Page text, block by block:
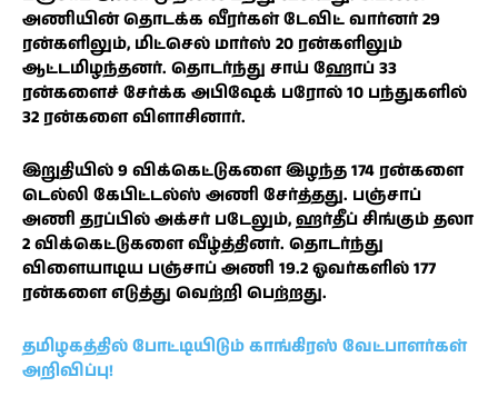
அணியின் தொடக்க வீரர்கள் டேவிட் வார்னர் 29
ரன்களிலும், மிட்செல் மார்ஸ் 20 ரன்களிலும்
ஆட்டமிழந்தனர். தொடர்ந்து சாய் ஹோப் 33
ரன்களைச் சேர்க்க அபிஷேக் பரோல் 10 பந்துகளில்
32 ரன்களை விளாசினார்.
இறுதியில் 9 விக்கெட்டுகளை இழந்த 174 ரன்களை
டெல்லி கேபிட்டல்ஸ் அணி சேர்த்தது. பஞ்சாப்
அணி தரப்பில் அக்சர் படேலும், ஹர்தீப் சிங்கும் தலா
2 விக்கெட்டுகளை வீழ்த்தினர். தொடர்ந்து
விளையாடிய பஞ்சாப் அணி 19.2 ஓவர்களில் 177
ரன்களை எடுத்து வெற்றி பெற்றது.
தமிழகத்தில் போட்டியிடும் காங்கிரஸ் வேட்பாளர்கள்
அறிவிப்பு!